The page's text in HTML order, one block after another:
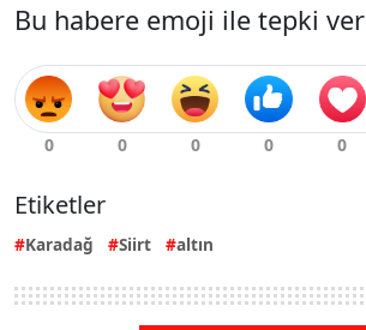
Bu habere emoji ile tepki ver
Etiketler
Karadağ Siirt altın